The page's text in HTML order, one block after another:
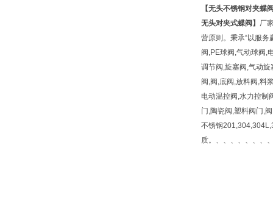
【无头不锈钢对夹蝶
无头对夹式蝶阀 】 厂
营原则。秉承“以服
阀,PE球阀,气动球阀,
调节阀,旋塞阀,气动
阀,阀,底阀,放料阀,料
电动温控阀,水力控制
门,陶瓷阀,塑料阀门,
不锈钢
质。、、、、、、、